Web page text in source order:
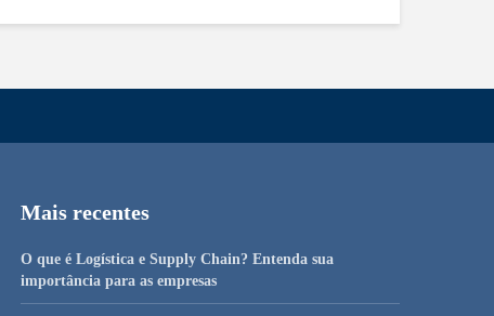
Mais recentes
O que é Logística e Supply Chain? Entenda sua
importância para as empresas